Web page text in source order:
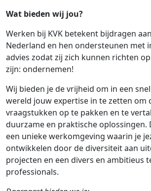
Wat bieden wij jou?
Werken bij KVK betekent bijdragen
Nederland en hen ondersteunen met
advies zodat zij zich kunnen richten
zijn: ondernemen!
Wij bieden je de vrijheid om in een
wereld jouw expertise in te zetten om
vraagstukken op te pakken en te
duurzame en praktische oplossingen.
een unieke werkomgeving waarin je
ontwikkelen door de diversiteit aan
projecten en een divers en ambitieus
professionals.